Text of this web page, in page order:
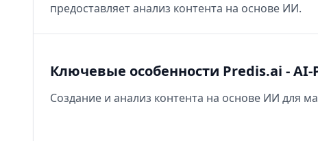
предоставляет анализ контента на основе ИИ.
Ключевые особенности Predis.ai -
Создание и анализ контента на основе ИИ для